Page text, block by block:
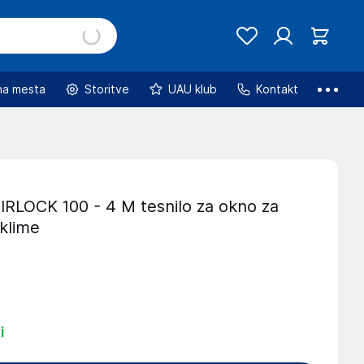
mesta Storitve UAU klub Kontakt
100 - 4 M tesnilo za okno za